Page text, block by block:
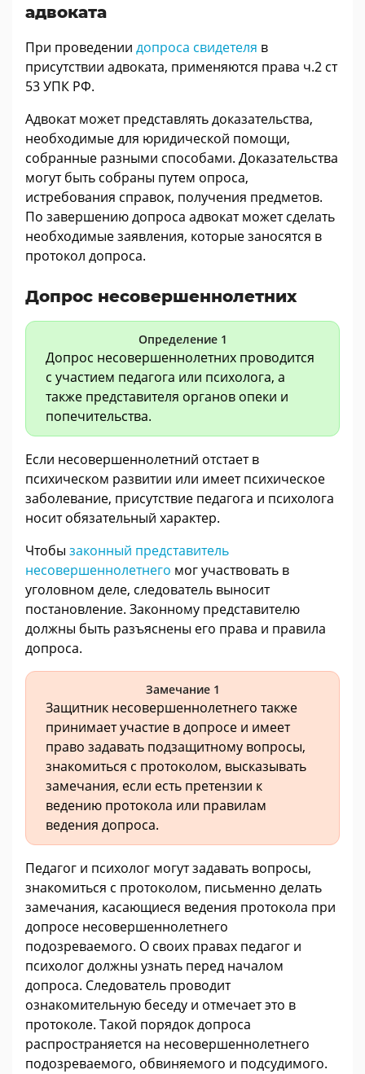
адвоката
При проведении допроса свидетеля в
присутствии адвоката, применяются права ч.2 ст
53 УПК РФ.
Адвокат может представлять доказательства,
необходимые для юридической помощи,
собранные разными способами. Доказательства
могут быть собраны путем опроса,
истребования справок, получения предметов.
По завершению допроса адвокат может сделать
необходимые заявления, которые заносятся в
протокол допроса.
Допрос несовершеннолетних
Определение 1
Допрос несовершеннолетних проводится
с участием педагога или психолога, а
также представителя органов опеки и
попечительства.
Если несовершеннолетний отстает в
психическом развитии или имеет психическое
заболевание, присутствие педагога и психолога
носит обязательный характер.
Чтобы законный представитель
несовершеннолетнего мог участвовать в
уголовном деле, следователь выносит
постановление. Законному представителю
должны быть разъяснены его права и правила
допроса.
Замечание 1
Защитник несовершеннолетнего также
принимает участие в допросе и имеет
право задавать подзащитному вопросы,
знакомиться с протоколом, высказывать
замечания, если есть претензии к
ведению протокола или правилам
ведения допроса.
Педагог и психолог могут задавать вопросы,
знакомиться с протоколом, письменно делать
замечания, касающиеся ведения протокола при
допросе несовершеннолетнего
подозреваемого. О своих правах педагог и
психолог должны узнать перед началом
допроса. Следователь проводит
ознакомительную беседу и отмечает это в
протоколе. Такой порядок допроса
распространяется на несовершеннолетнего
подозреваемого, обвиняемого и подсудимого.